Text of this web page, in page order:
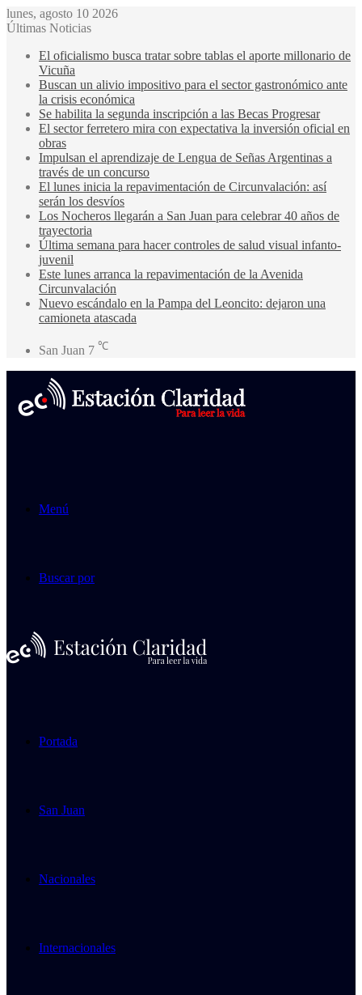
lunes, agosto 10 2026
Últimas Noticias
El oficialismo busca tratar sobre tablas el aporte millonario de
Vicuña
Buscan un alivio impositivo para el sector gastronómico ante
la crisis económica
Se habilita la segunda inscripción a las Becas Progresar
El sector ferretero mira con expectativa la inversión oficial en
obras
Impulsan el aprendizaje de Lengua de Señas Argentinas a
través de un concurso
El lunes inicia la repavimentación de Circunvalación: así
serán los desvíos
Los Nocheros llegarán a San Juan para celebrar 40 años de
trayectoria
Última semana para hacer controles de salud visual infanto-
juvenil
Este lunes arranca la repavimentación de la Avenida
Circunvalación
Nuevo escándalo en la Pampa del Leoncito: dejaron una
camioneta atascada
San Juan 7 ℃
Menú
Buscar por
Portada
San Juan
Nacionales
Internacionales